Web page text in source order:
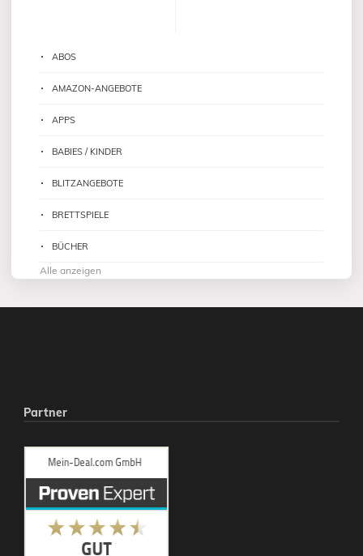
ABOS
AMAZON-ANGEBOTE
APPS
BABIES / KINDER
BLITZANGEBOTE
BRETTSPIELE
BÜCHER
Alle anzeigen
Partner